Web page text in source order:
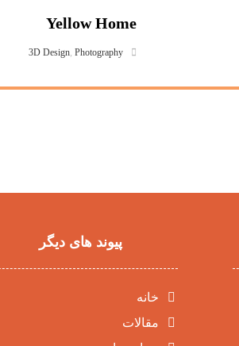
Yellow Home
3D Design ,Photography
پیوند های دیگر
خانه
مقالات